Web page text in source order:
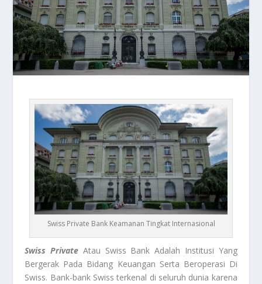
Swiss Private Bank Keamanan Tingkat Internasional
Swiss Private Atau Swiss Bank Adalah Institusi Yang
Bergerak Pada Bidang Keuangan Serta Beroperasi Di
Swiss. Bank-bank Swiss terkenal di seluruh dunia karena